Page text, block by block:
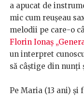
a apucat de
mic cum reușeau
melodii pe care-o
Florin Ionaș
un interpret
să câștige din nunți
Pe Maria (13 ani)